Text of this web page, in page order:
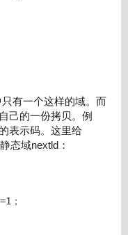
有一个这样的域。而
己的一份拷贝。例
表示码。这里给
态域nextld：
；